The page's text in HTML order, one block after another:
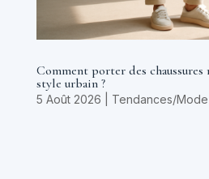
Comment porter des
style urbain ?
5 Août 2026 Tendances/Mode